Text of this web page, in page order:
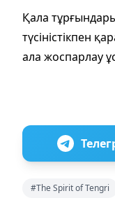
Қала
түсіністікпен
ала жоспарлау
#The Spirit of Tengri